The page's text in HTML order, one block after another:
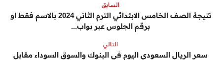
السابق
نتيجة الصف الخامس الابتدائي الترم الثاني 2024 بالاسم فقط او
برقم الجلوس عبر بواب...
التالي
سعر الريال السعودي اليوم في البنوك والسوق السوداء مقابل